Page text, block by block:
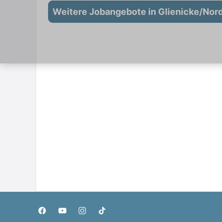
Weitere Jobangebote in Glienicke/